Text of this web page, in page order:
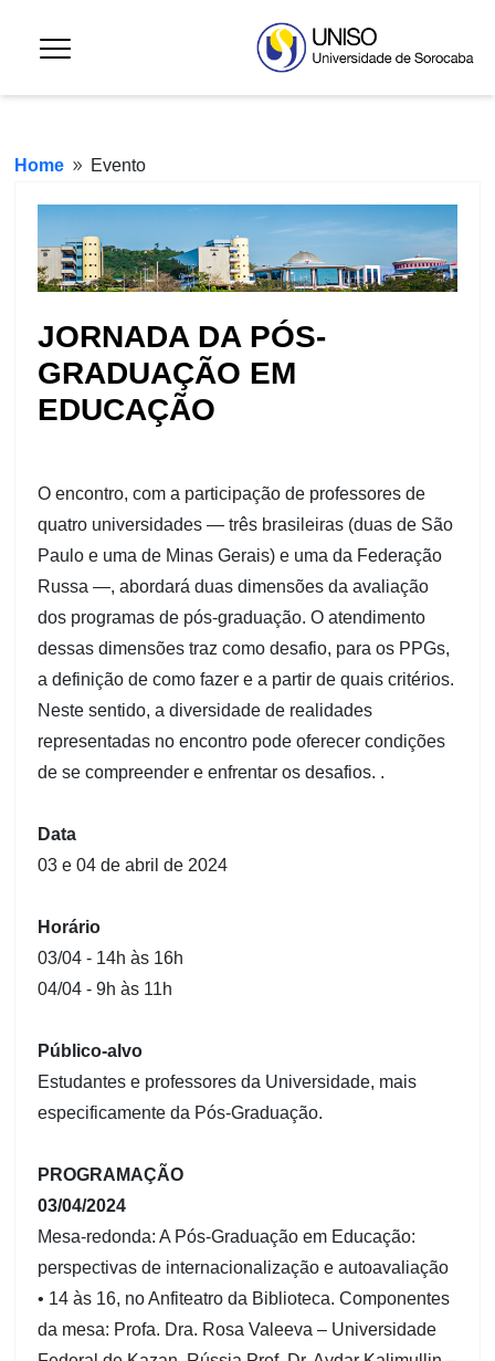
Home 9 Evento
JORNADA DA PÓS-
GRADUAÇÃO EM
EDUCAÇÃO
O encontro, com a participação de professores de
quatro universidades — três brasileiras (duas de São
Paulo e uma de Minas Gerais) e uma da Federação
Russa —, abordará duas dimensões da avaliação
dos programas de pós-graduação. O atendimento
dessas dimensões traz como desafio, para os PPGs,
a definição de como fazer e a partir de quais critérios.
Neste sentido, a diversidade de realidades
representadas no encontro pode oferecer condições
de se compreender e enfrentar os desafios. .
Data
03 e 04 de abril de 2024
Horário
03/04 - 14h às 16h
04/04 - 9h às 11h
Público-alvo
Estudantes e professores da Universidade, mais
especificamente da Pós-Graduação.
PROGRAMAÇÃO
03/04/2024
Mesa-redonda: A Pós-Graduação em Educação:
perspectivas de internacionalização e autoavaliação
• 14 às 16, no Anfiteatro da Biblioteca. Componentes
da mesa: Profa. Dra. Rosa Valeeva – Universidade